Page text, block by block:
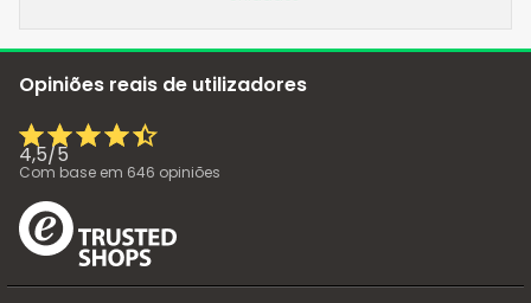
Opiniões reais de utilizadores
4,5/5
Com base em 646 opiniões